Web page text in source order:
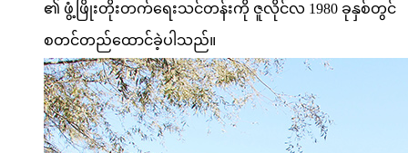
၏ ဖွံ့ဖြိုးတိုးတက်ရေးသင်တန်းကို ဇူလိုင်လ 1980 ခုနှစ်တွင်
စတင်တည်ထောင်ခဲ့ပါသည်။